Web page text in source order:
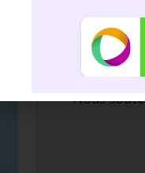
Nous